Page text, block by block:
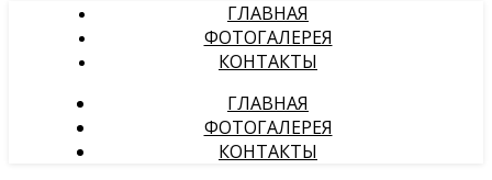
ГЛАВНАЯ
ФОТОГАЛЕРЕЯ
КОНТАКТЫ
ГЛАВНАЯ
ФОТОГАЛЕРЕЯ
КОНТАКТЫ